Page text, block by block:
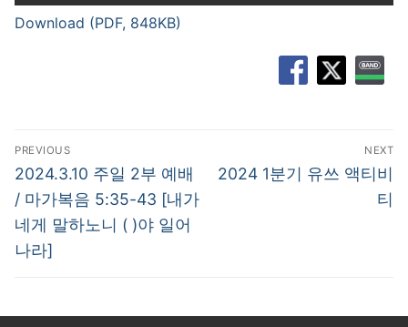
Download (PDF, 848KB)
글
탐
색
PREVIOUS
Previous
post:
2024.3.10 주일 2부 예배
/ 마가복음 5:35-43 [내가
네게 말하노니 ( )야 일어
나라]
NEXT
Next
2024 1분기 유쓰 액티비
티